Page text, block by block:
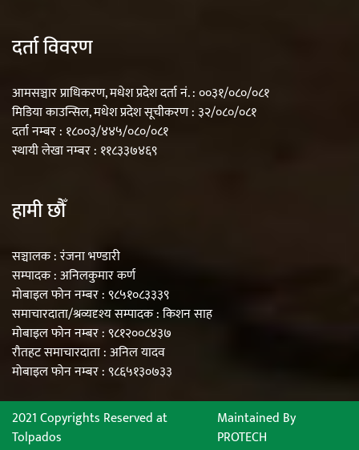
दर्ता विवरण
आमसञ्चार प्राधिकरण, मधेश प्रदेश दर्ता नं. : ००३१/०८०/०८१
मिडिया काउन्सिल, मधेश प्रदेश सूचीकरण : ३२/०८०/०८१
दर्ता नम्बर : १८००३/४४५/०८०/०८१
स्थायी लेखा नम्बर : ११८३३७४६९
हामी छौँ
सञ्चालक : रंजना भण्डारी
सम्पादक : अनिलकुमार कर्ण
मोबाइल फोन नम्बर : ९८५१०८३३३९
समाचारदाता/श्रव्यदृश्य सम्पादक : किशन साह
मोबाइल फोन नम्बर : ९८१२००८४३७
रौतहट समाचारदाता : अनिल यादव
मोबाइल फोन नम्बर : ९८६५१३०७३३
2021 Copyrights Reserved at
Tolpados
Maintained By
PROTECH